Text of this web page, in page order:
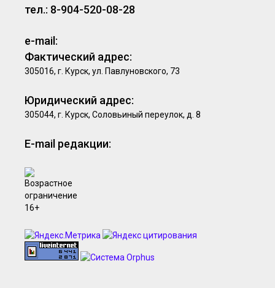
тел.: 8-904-520-08-28
e-mail:
Фактический адрес:
305016, г. Курск, ул. Павлуновского, 73
Юридический адрес:
305044, г. Курск, Соловьиный переулок, д. 8
E-mail редакции: